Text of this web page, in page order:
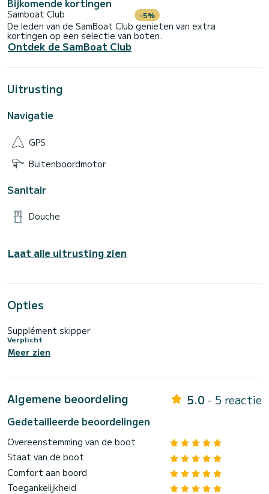
Bijkomende kortingen
Samboat Club -5%
De leden van de SamBoat Club genieten van extra
kortingen op een selectie van boten.
Ontdek de SamBoat Club
Uitrusting
Navigatie
GPS
Buitenboordmotor
Sanitair
Douche
Laat alle uitrusting zien
Opties
Supplément skipper
Verplicht
Meer zien
Algemene beoordeling 5.0 - 5 reactie
Gedetailleerde beoordelingen
Overeenstemming van de boot
Staat van de boot
Comfort aan boord
Toegankelijkheid